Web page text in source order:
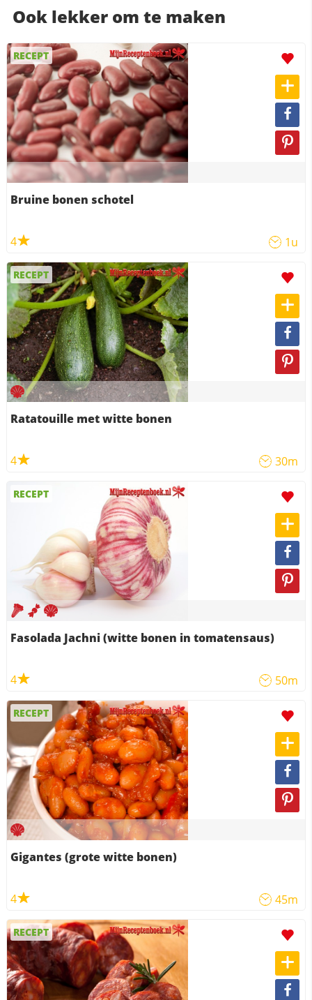
Ook lekker om te maken
RECEPT
Bruine bonen schotel
4 1u
RECEPT
Ratatouille met witte bonen
4 30m
RECEPT
Fasolada Jachni (witte bonen in tomatensaus)
4 50m
RECEPT
Gigantes (grote witte bonen)
4 45m
RECEPT